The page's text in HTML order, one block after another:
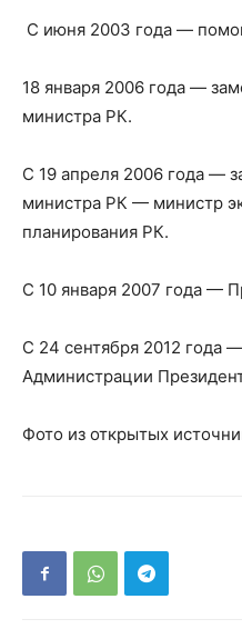
С июня 2003 года —
18 января 2006 года —
министра РК.
С 19 апреля 2006 года —
министра РК — министр
планирования РК.
С 10 января 2007 года —
С 24 сентября 2012 года
Администрации
Фото из открытых